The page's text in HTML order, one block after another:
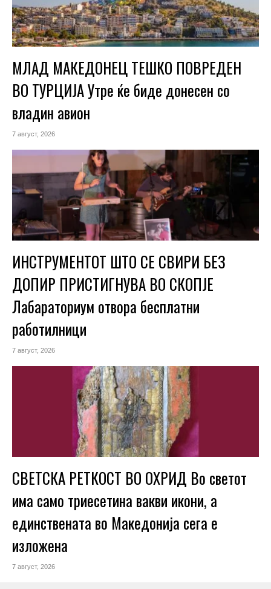
МЛАД МАКЕДОНЕЦ ТЕШКО ПОВРЕДЕН
ВО ТУРЦИЈА Утре ќе биде донесен со
владин авион
7 август, 2026
ИНСТРУМЕНТОТ ШТО СЕ СВИРИ БЕЗ
ДОПИР ПРИСТИГНУВА ВО СКОПЈЕ
Лабараториум отвора бесплатни
работилници
7 август, 2026
СВЕТСКА РЕТКОСТ ВО ОХРИД Во светот
има само триесетина вакви икони, а
единствената во Македонија сега е
изложена
7 август, 2026